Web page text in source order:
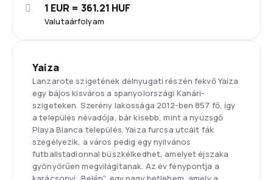
Valutaárfolyam
1 EUR = 361.21 HUF
Yaiza
Lanzarote szigetének délnyugati részén fekvő Yaiza
egy bájos kisváros a spanyolországi Kanári-
szigeteken. Szerény lakossága 2012-ben 857 fő, így
a település névadója, bár kisebb, mint a nyüzsgő
Playa Blanca település. Yaiza furcsa utcáit fák
szegélyezik, a város pedig egy nyilvános
futballstadionnal büszkélkedhet, amelyet éjszaka
gyönyörűen megvilágítanak. Az év fénypontja a